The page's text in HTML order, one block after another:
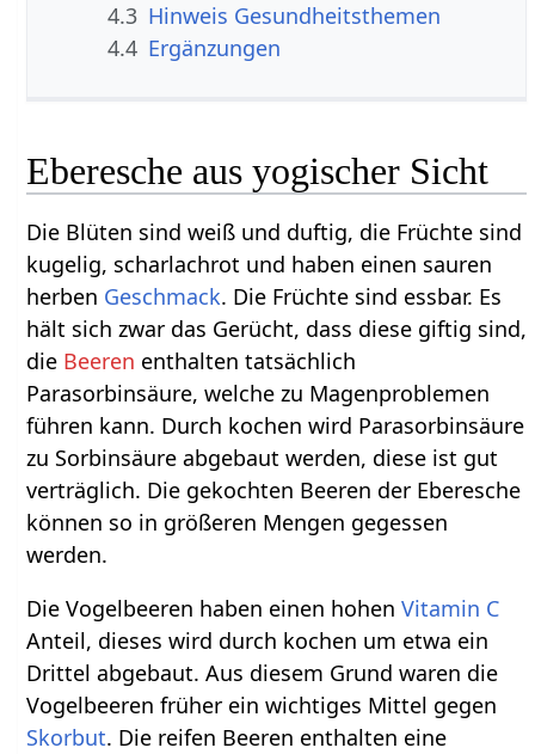
4.3 Hinweis Gesundheitsthemen
4.4 Ergänzungen
Eberesche aus yogischer Sicht
Die Blüten sind weiß und duftig, die Früchte sind
kugelig, scharlachrot und haben einen sauren
herben Geschmack. Die Früchte sind essbar. Es
hält sich zwar das Gerücht, dass diese giftig sind,
die Beeren enthalten tatsächlich
Parasorbinsäure, welche zu Magenproblemen
führen kann. Durch kochen wird Parasorbinsäure
zu Sorbinsäure abgebaut werden, diese ist gut
verträglich. Die gekochten Beeren der Eberesche
können so in größeren Mengen gegessen
werden.
Die Vogelbeeren haben einen hohenVitamin C
Anteil, dieses wird durch kochen um etwa ein
Drittel abgebaut. Aus diesem Grund waren die
Vogelbeeren früher ein wichtiges Mittel gegen
Skorbut. Die reifen Beeren enthalten eine